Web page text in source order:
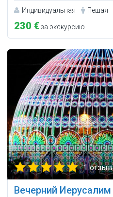
Индивидуальная Пешая
230 €за экскурсию
1 отзыв
Вечерний Иерусалим